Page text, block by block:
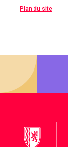
Plan du site